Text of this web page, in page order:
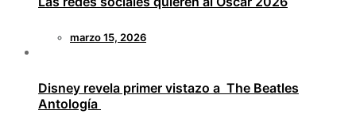
marzo 15, 2026
Disney revela primer vistazo a The Beatles
Antología